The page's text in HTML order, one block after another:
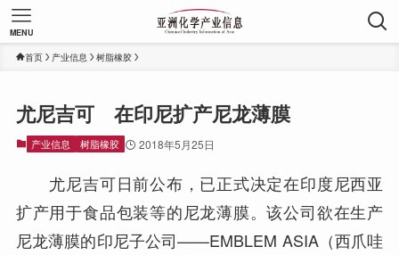
MENU
首页 产业信息 树脂橡胶
尤尼吉可 在印尼扩产尼龙薄膜
产业信息 树脂橡胶 2018年5月25日
尤尼吉可日前公布，已正式决定在印度尼西亚
扩产用于食品包装等的尼龙薄膜。该公司欲在生产
尼龙薄膜的印尼子公司——EMBLEM ASIA（西爪哇